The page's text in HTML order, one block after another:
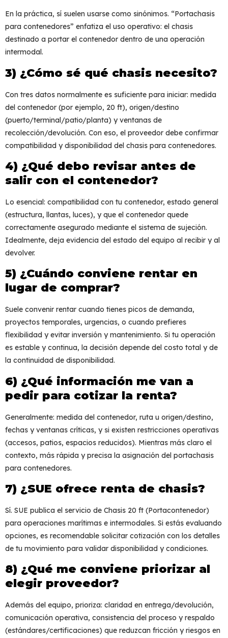
En la práctica, sí suelen usarse como sinónimos. “Portachasis
para contenedores” enfatiza el uso operativo: el chasis
destinado a portar el contenedor dentro de una operación
intermodal.
3) ¿Cómo sé qué chasis necesito?
Con tres datos normalmente es suficiente para iniciar: medida
del contenedor (por ejemplo, 20 ft), origen/destino
(puerto/terminal/patio/planta) y ventanas de
recolección/devolución. Con eso, el proveedor debe confirmar
compatibilidad y disponibilidad del chasis para contenedores.
4) ¿Qué debo revisar antes de
salir con el contenedor?
Lo esencial: compatibilidad con tu contenedor, estado general
(estructura, llantas, luces), y que el contenedor quede
correctamente asegurado mediante el sistema de sujeción.
Idealmente, deja evidencia del estado del equipo al recibir y al
devolver.
5) ¿Cuándo conviene rentar en
lugar de comprar?
Suele convenir rentar cuando tienes picos de demanda,
proyectos temporales, urgencias, o cuando prefieres
flexibilidad y evitar inversión y mantenimiento. Si tu operación
es estable y continua, la decisión depende del costo total y de
la continuidad de disponibilidad.
6) ¿Qué información me van a
pedir para cotizar la renta?
Generalmente: medida del contenedor, ruta u origen/destino,
fechas y ventanas críticas, y si existen restricciones operativas
(accesos, patios, espacios reducidos). Mientras más claro el
contexto, más rápida y precisa la asignación del portachasis
para contenedores.
7) ¿SUE ofrece renta de chasis?
Sí. SUE publica el servicio de Chasis 20 ft (Portacontenedor)
para operaciones marítimas e intermodales. Si estás evaluando
opciones, es recomendable solicitar cotización con los detalles
de tu movimiento para validar disponibilidad y condiciones.
8) ¿Qué me conviene priorizar al
elegir proveedor?
Además del equipo, prioriza: claridad en entrega/devolución,
comunicación operativa, consistencia del proceso y respaldo
(estándares/certificaciones) que reduzcan fricción y riesgos en